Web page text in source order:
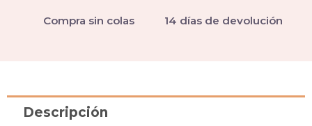
Compra sin colas 14 días de devolución
Descripción